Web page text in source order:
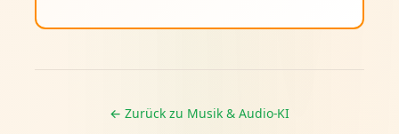
← Zurück zu Musik & Audio-KI